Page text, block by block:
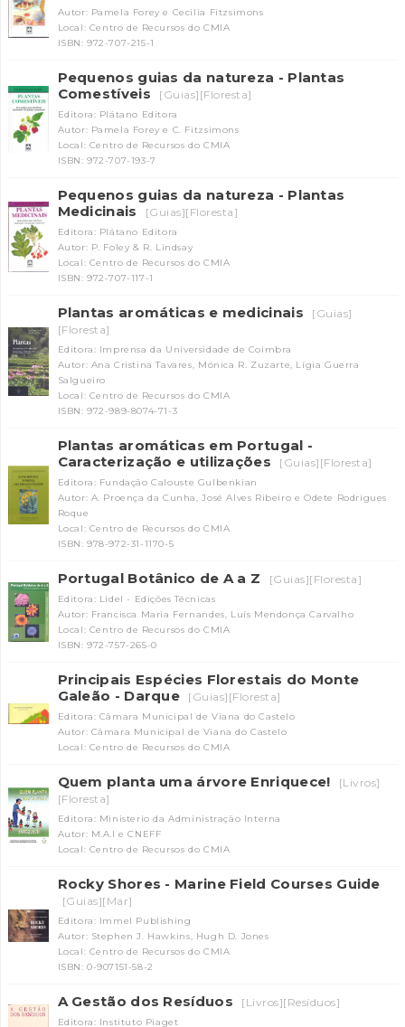
Autor: Pamela Forey e Cecilia Fitzsimons
Local: Centro de Recursos do CMIA
ISBN: 972-707-215-1
Pequenos guias da natureza - Plantas
Comestíveis
[Guias][Floresta]
Editora: Plátano Editora
Autor: Pamela Forey e C. Fitzsimons
Local: Centro de Recursos do CMIA
ISBN: 972-707-193-7
Pequenos guias da natureza - Plantas
Medicinais
[Guias][Floresta]
Editora: Plátano Editora
Autor: P. Foley & R. Lindsay
Local: Centro de Recursos do CMIA
ISBN: 972-707-117-1
Plantas aromáticas e medicinais
[Guias]
[Floresta]
Editora: Imprensa da Universidade de Coimbra
Autor: Ana Cristina Tavares, Mónica R. Zuzarte, Lígia Guerra
Salgueiro
Local: Centro de Recursos do CMIA
ISBN: 972-989-8074-71-3
Plantas aromáticas em Portugal -
Caracterização e utilizações
[Guias][Floresta]
Editora: Fundação Calouste Gulbenkian
Autor: A. Proença da Cunha, José Alves Ribeiro e Odete Rodrigues
Roque
Local: Centro de Recursos do CMIA
ISBN: 978-972-31-1170-5
Portugal Botânico de A a Z [Guias][Floresta]
Editora: Lidel - Edições Técnicas
Autor: Francisca Maria Fernandes, Luís Mendonça Carvalho
Local: Centro de Recursos do CMIA
ISBN: 972-757-265-0
Principais Espécies Florestais do Monte
Galeão - Darque
[Guias][Floresta]
Editora: Câmara Municipal de Viana do Castelo
Autor: Câmara Municipal de Viana do Castelo
Local: Centro de Recursos do CMIA
Quem planta uma árvore Enriquece!
[Livros]
[Floresta]
Editora: Ministerio da Administração Interna
Autor: M.A.I e CNEFF
Local: Centro de Recursos do CMIA
Rocky Shores - Marine Field Courses Guide
[Guias][Mar]
Editora: Immel Publishing
Autor: Stephen J. Hawkins, Hugh D. Jones
Local: Centro de Recursos do CMIA
ISBN: 0-907151-58-2
A Gestão dos Resíduos [Livros][Resíduos]
Editora: Instituto Piaget